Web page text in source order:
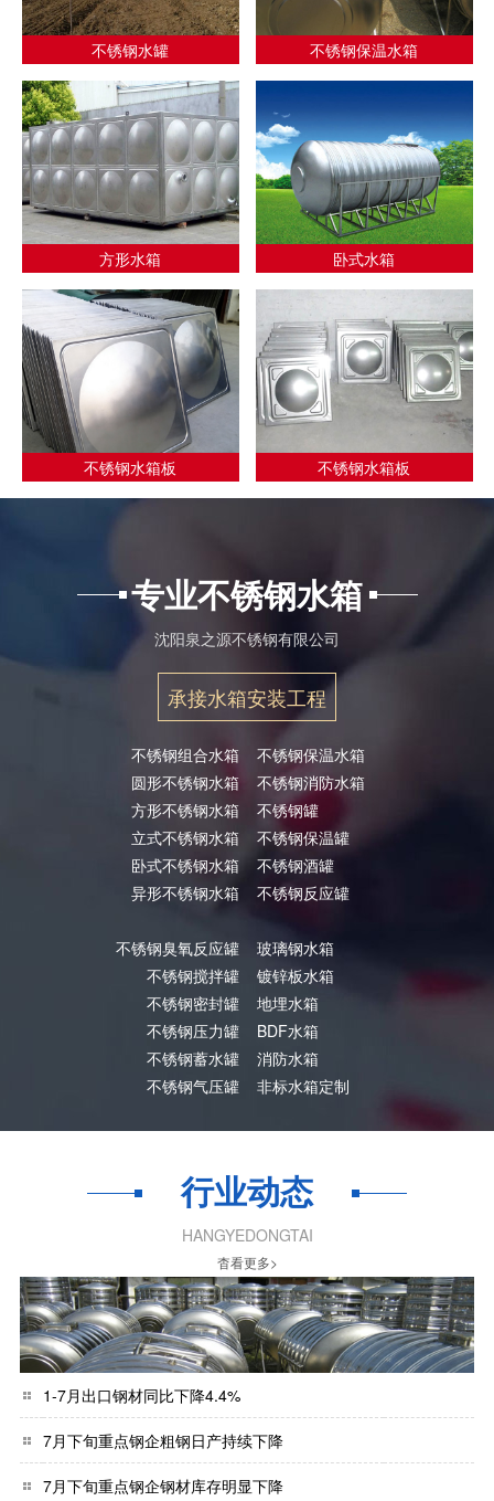
不锈钢水罐 不锈钢保温水箱
方形水箱 卧式水箱
不锈钢水箱板 不锈钢水箱板
专业不锈钢水箱
沈阳泉之源不锈钢有限公司
承接水箱安装工程
不锈钢组合水箱
圆形不锈钢水箱
方形不锈钢水箱
立式不锈钢水箱
卧式不锈钢水箱
异形不锈钢水箱
不锈钢臭氧反应罐
不锈钢搅拌罐
不锈钢密封罐
不锈钢压力罐
不锈钢蓄水罐
不锈钢气压罐
不锈钢保温水箱
不锈钢消防水箱
不锈钢罐
不锈钢保温罐
不锈钢酒罐
不锈钢反应罐
玻璃钢水箱
镀锌板水箱
地埋水箱
BDF水箱
消防水箱
非标水箱定制
行业动态
HANGYEDONGTAI
杳看更多>
1-7月出口钢材同比下降4.4%
7月下旬重点钢企粗钢日产持续下降
7月下旬重点钢企钢材库存明显下降